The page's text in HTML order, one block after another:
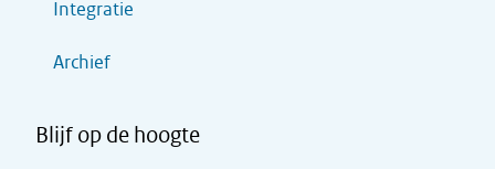
Integratie
Archief
Blijf op de hoogte